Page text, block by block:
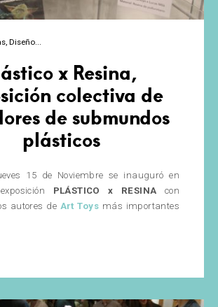
Diseño
x Resina,
colectiva de
de submundos
plásticos
15 de Noviembre se inauguró en
PLÁSTICO x RESINA con
autores de Art Toys más importantes